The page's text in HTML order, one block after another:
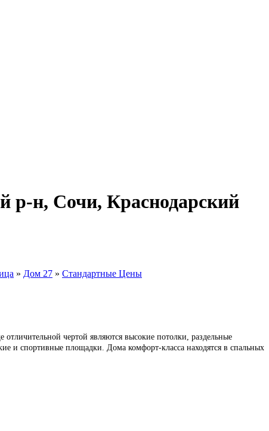
р-н, Сочи, Краснодарский
» Дом 27 » Стандартные Цены
чертой являются высокие потолки, раздельные
и спортивные площадки. Дома комфорт-класса находятся в спальных